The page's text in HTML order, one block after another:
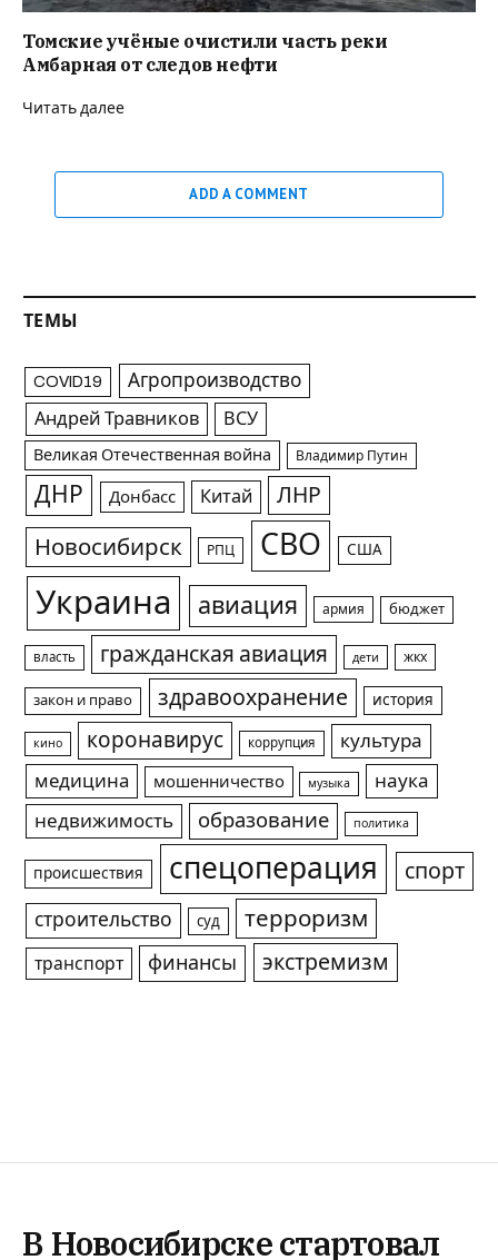
Томские учёные очистили часть реки
Амбарная от следов нефти
Читать далее
ADD A COMMENT
ТЕМЫ
COVID19 Агропроизводство
Андрей Травников ВСУ
Великая Отечественная война Владимир Путин
ДНР Донбасс Китай ЛНР
Новосибирск РПЦ СВО США
Украина авиация армия бюджет
власть гражданская авиация дети жкх
закон и право здравоохранение история
кино коронавирус коррупция
культура
медицина
мошенничество музыка
наука
недвижимость
образование политика
происшествия спецоперация спорт
строительство суд терроризм
транспорт финансы экстремизм
В Новосибирске стартовал